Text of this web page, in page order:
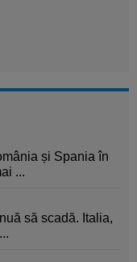
și Spania în
...
să scadă. Italia,